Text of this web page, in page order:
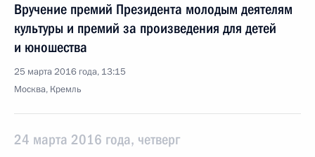
Вручение премий Президента молодым деятелям
культуры и премий за произведения для детей
и юношества
25 марта 2016 года, 13:15
Москва, Кремль
24 марта 2016 года, четверг